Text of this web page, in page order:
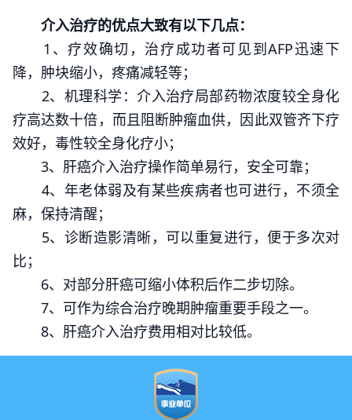
介入治疗的优点大致有以下几点：
1、疗效确切，治疗成功者可见到AFP迅速下
降，肿块缩小，疼痛减轻等；
2、机理科学：介入治疗局部药物浓度较全身化
疗高达数十倍，而且阻断肿瘤血供，因此双管齐下疗
效好，毒性较全身化疗小；
3、肝癌介入治疗操作简单易行，安全可靠；
4、年老体弱及有某些疾病者也可进行，不须全
麻，保持清醒；
5、诊断造影清晰，可以重复进行，便于多次对
比；
6、对部分肝癌可缩小体积后作二步切除。
7、可作为综合治疗晚期肿瘤重要手段之一。
8、肝癌介入治疗费用相对比较低。